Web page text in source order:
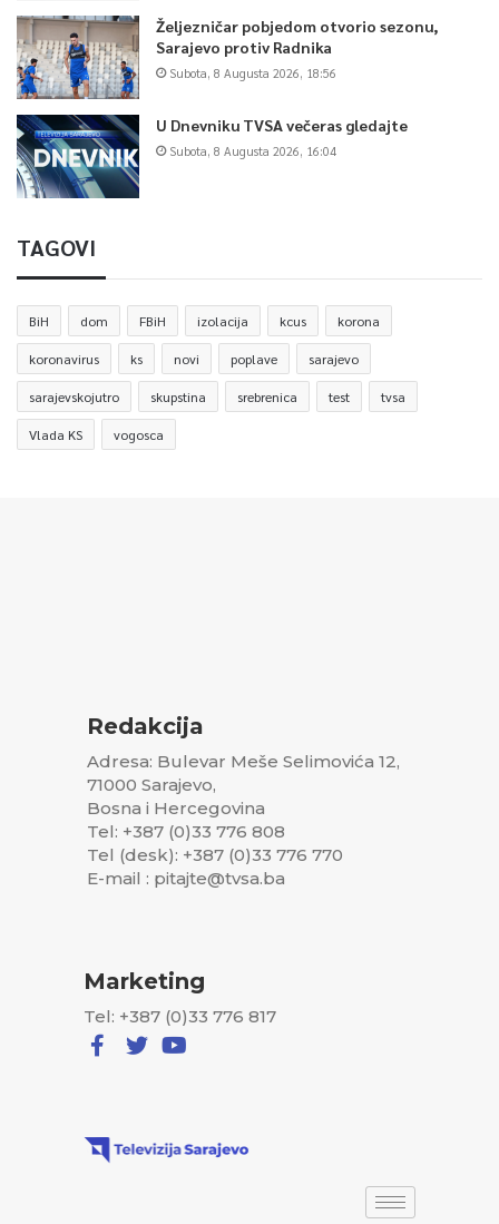
Željezničar pobjedom otvorio sezonu,
Sarajevo protiv Radnika
Subota, 8 Augusta 2026, 18:56
U Dnevniku TVSA večeras gledajte
Subota, 8 Augusta 2026, 16:04
TAGOVI
BiH dom FBiH izolacija kcus korona
koronavirus ks novi poplave sarajevo
sarajevskojutro skupstina srebrenica test tvsa
Vlada KS vogosca
Redakcija
Adresa: Bulevar Meše Selimovića 12,
71000 Sarajevo,
Bosna i Hercegovina
Tel: +387 (0)33 776 808
Tel (desk): +387 (0)33 776 770
E-mail : pitajte@tvsa.ba
Marketing
Tel: +387 (0)33 776 817